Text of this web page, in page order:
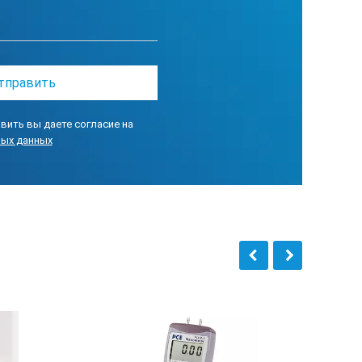
1 200%
вы даете согласие на
данных